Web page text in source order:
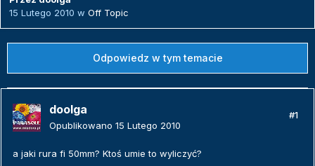
15 Lutego 2010 w Off Topic
Odpowiedz w tym temacie
doolga
Opublikowano 15 Lutego 2010
#1
a jaki rura fi 50mm? Ktoś umie to wyliczyć?